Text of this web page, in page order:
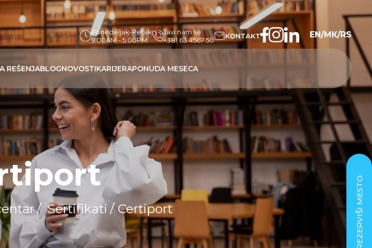
Ponedeljak-Petak
9:00AM - 5:00PM
Javi nam se:
+381 63 4567 50
KONTAKT EN/МК/RS
REŠENJABLOGNOVOSTIKARIJERAPONUDA MESECA
REZERVIŠI MESTO
/ Sertifikati/ Certiport